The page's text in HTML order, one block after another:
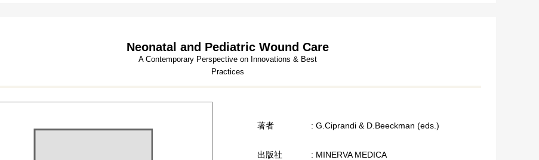
Neonatal and Pediatric Wound Care
A Contemporary Perspective on Innovations & Best
Practices
著者 : G.Ciprandi & D.Beeckman (eds.)
出版社 : MINERVA MEDICA